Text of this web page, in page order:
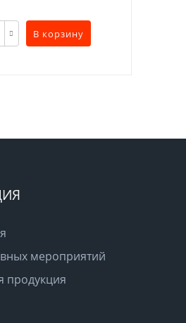
В корзину
мероприятий
продукция